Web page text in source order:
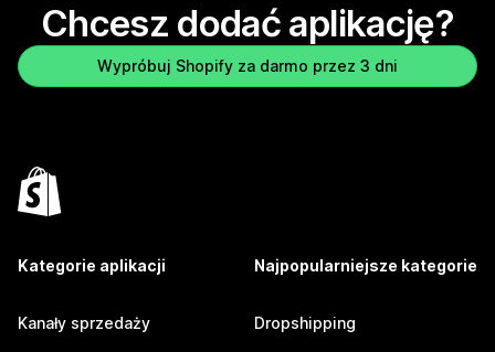
Chcesz dodać aplikację?
Wypróbuj Shopify za darmo przez 3 dni
Kategorie aplikacji
Kanały sprzedaży
Najpopularniejsze kategorie
Dropshipping